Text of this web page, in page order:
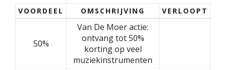
VOORDEEL OMSCHRIJVING VERLOOPT
50%
Van De Moer actie:
ontvang tot 50%
korting op veel
muziekinstrumenten